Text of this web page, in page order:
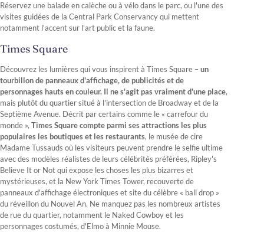
Réservez une balade en calèche ou à vélo dans le parc, ou l'une des
visites guidées de la Central Park Conservancy qui mettent
notamment l'accent sur l'art public et la faune.
Times Square
Découvrez les lumières qui vous inspirent à Times Square –un
tourbillon de panneaux d'affichage, de publicités et de
personnages hauts en couleur. Il ne s'agit pas vraiment d'une place,
mais plutôt du quartier situé à l'intersection de Broadway et de la
Septième Avenue. Décrit par certains comme le « carrefour du
monde », Times Square compte parmi ses attractions les plus
populaires les boutiques et les restaurants, le musée de cire
Madame Tussauds où les visiteurs peuvent prendre le selfie ultime
avec des modèles réalistes de leurs célébrités préférées, Ripley's
Believe It or Not qui expose les choses les plus bizarres et
mystérieuses, et la New York Times Tower, recouverte de
panneaux d'affichage électroniques et site du célèbre « ball drop »
du réveillon du Nouvel An. Ne manquez pas les nombreux artistes
de rue du quartier, notamment le Naked Cowboy et les
personnages costumés, d'Elmo à Minnie Mouse.